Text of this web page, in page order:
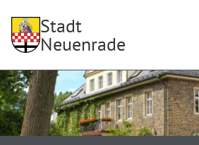
Stadt
Neuenrade